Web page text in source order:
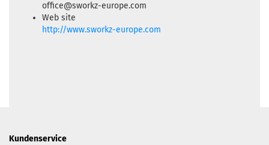
office@sworkz-europe.com
Web site
http://www.sworkz-europe.com
Kundenservice